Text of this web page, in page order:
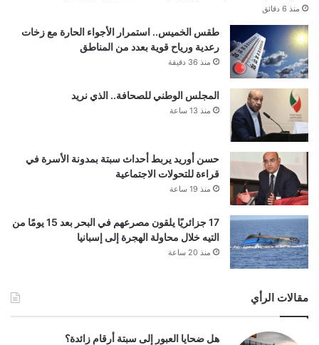
منذ 6 دقائق
طقس الخميس.. استمرار الأجواء الحارة مع زخات
رعدية ورياح قوية بعدد من المناطق
منذ 36 دقيقة
المجلس الوطني للصحافة.. الذي نريد
منذ 13 ساعة
حسن أوريد يربط أحداث سبتة بمدونة الأسرة في
قراءة للتحولات الاجتماعية
منذ 19 ساعة
17 جزائريًا يلقون مصرعهم في البحر بعد 15 يومًا من
التيه خلال محاولة الهجرة إلى إسبانيا
منذ 20 ساعة
مقالات الرأي
هل ضحايا العبور إلى سبتة أرقام زائدة؟